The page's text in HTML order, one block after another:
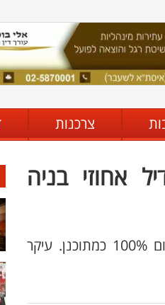
צרכנות
אחוזי בניה
התוספת בבקשה עומדת על הגדלה של פי 4.46, לבנות 444% במקום 100% כמתוכנן. עיקר